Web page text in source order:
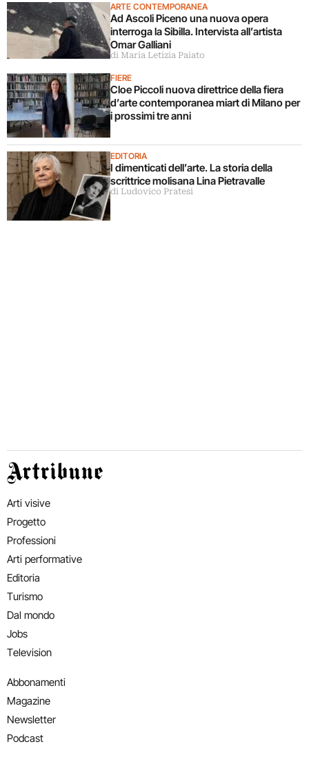
ARTE CONTEMPORANEA
Ad Ascoli Piceno una nuova opera
interroga la Sibilla. Intervista all’artista
Omar Galliani
di Maria Letizia Paiato
FIERE
Cloe Piccoli nuova direttrice della fiera
d’arte contemporanea miart di Milano per
i prossimi tre anni
EDITORIA
I dimenticati dell’arte. La storia della
scrittrice molisana Lina Pietravalle
di Ludovico Pratesi
Artribune
Arti visive
Progetto
Professioni
Arti performative
Editoria
Turismo
Dal mondo
Jobs
Television
Abbonamenti
Magazine
Newsletter
Podcast